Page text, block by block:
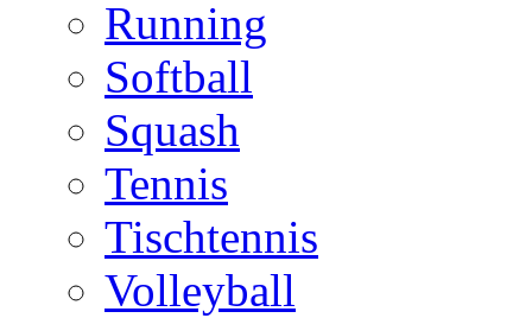
Running
Softball
Squash
Tennis
Tischtennis
Volleyball